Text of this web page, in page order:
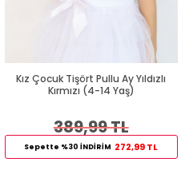
Kız Çocuk Tişört Pullu Ay Yıldızlı
Kırmızı (4-14 Yaş)
389,99 TL
Sepette %30 İNDİRİM 272,99 TL